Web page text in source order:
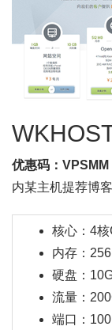
优惠码：VPSMM
内某主机提荐博客
核心：4
内存：
硬盘：
流量：
端口：